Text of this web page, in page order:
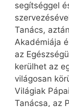
segítséggel
Tanács,
Akadémiája
az
kerülhet az
világosan
Világiak
Tanácsa, az